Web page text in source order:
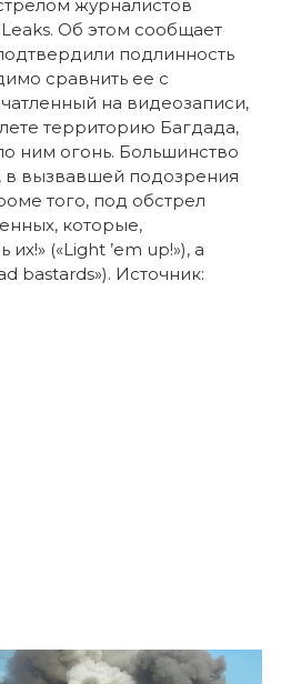
журналистов
Об этом сообщает
подлинность
сравнить ее с
на видеозаписи,
территорию Багдада,
ним огонь. Большинство
в вызвавшей подозрения
того, под обстрел
которые,
(«Light ’em up!»), а
bastards»). Источник: